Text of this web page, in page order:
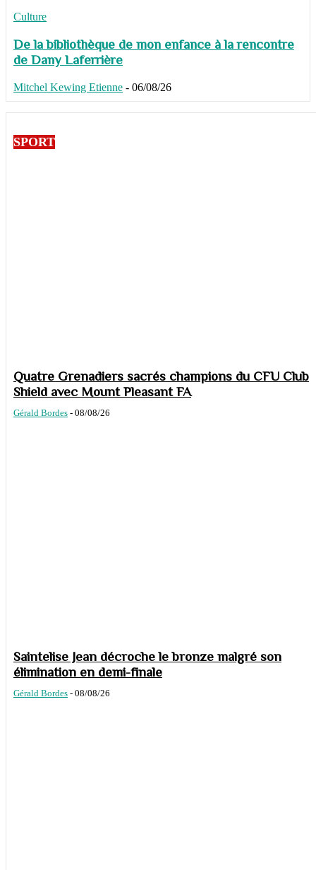
Culture
De la bibliothèque de mon enfance à la rencontre
de Dany Laferrière
Mitchel Kewing Etienne - 06/08/26
SPORT
Quatre Grenadiers sacrés champions du CFU Club
Shield avec Mount Pleasant FA
Gérald Bordes - 08/08/26
Saintelise Jean décroche le bronze malgré son
élimination en demi-finale
Gérald Bordes - 08/08/26